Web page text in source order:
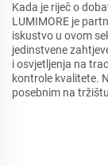
Kada je riječ o
LUMIMORE je
iskustvo u ovom
jedinstvene
i osvjetljenja na
kontrole kvalitete.
posebnim na